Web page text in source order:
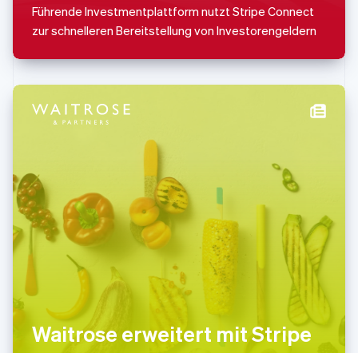
Führende Investmentplattform nutzt Stripe Connect
zur schnelleren Bereitstellung von Investorengeldern
Waitrose erweitert mit Stripe
Polen
English
PortuguêsEnglish
English
Schweden
Svenska English
Italiano English
Slowakei
English
Slowenien
English
Sonderverwaltungsregion Hongkong,
English 简体中文
Spanien
Español English